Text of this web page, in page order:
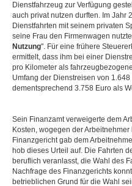
Dienstfahrzeug zur Verfügung
auch privat nutzen durften. Im Jahr
Dienstfahrten mit seinem privaten
seine Frau den Firmenwagen
Nutzung". Für eine frühere
ermittelt, dass ihm bei einer
pro Kilometer als
Umfang der Dienstreisen von
dementsprechend 3.758 Euro als
Sein Finanzamt verweigerte dem
Kosten, wogegen der
Finanzgericht gab dem
hob dieses Urteil auf. Die Fahrten
beruflich veranlasst, die Wahl des
Nachfrage des Finanzgerichts
betrieblichen Grund für die Wahl